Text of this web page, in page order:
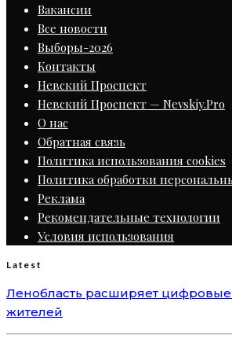
Вакансии
Все новости
Выборы-2026
Контакты
Невский Проспект
Невский Проспект — Nevskiy.Pro
О нас
Обратная связь
Политика использования cookies
Политика обработки
Реклама
Рекомендательные технологии
Условия использования
Latest
Ленобласть расширяет цифровые
жителей